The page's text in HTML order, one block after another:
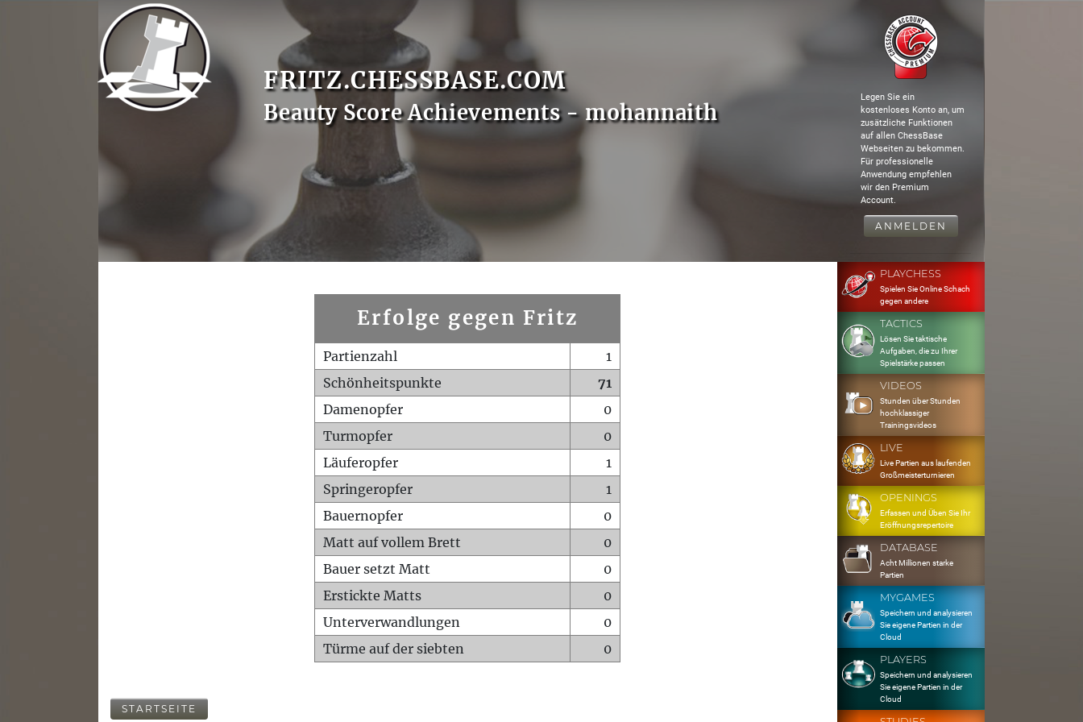
FRITZ.CHESSBASE.COM
Beauty Score Achievements - mohannaith
Legen Sie ein
kostenloses Konto an, um
zusätzliche Funktionen
auf allen ChessBase
Webseiten zu bekommen.
Für professionelle
Anwendung empfehlen
wir den Premium
Account.
ANMELDEN
Erfolge gegen Fritz
Partienzahl
1
Schönheitspunkte
71
Damenopfer
0
Turmopfer
0
Läuferopfer
1
Springeropfer
1
Bauernopfer
0
Matt auf vollem Brett
0
Bauer setzt Matt
0
Erstickte Matts
0
Unterverwandlungen
0
Türme auf der siebten
0
STARTSEITE
PLAYCHESS
Spielen Sie Online Schach
gegen andere
TACTICS
Lösen Sie taktische
Aufgaben, die zu Ihrer
Spielstärke passen
VIDEOS
Stunden über Stunden
hochklassiger
Trainingsvideos
LIVE
Live Partien aus laufenden
Großmeisterturnieren
OPENINGS
Erfassen und Üben Sie Ihr
Eröffnungsrepertoire
DATABASE
Acht Millionen starke
Partien
MYGAMES
Speichern und analysieren
Sie eigene Partien in der
Cloud
PLAYERS
Speichern und analysieren
Sie eigene Partien in der
Cloud